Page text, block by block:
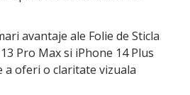
avantaje ale Folie de Sticla
Pro Max si iPhone 14 Plus
a oferi o claritate vizuala